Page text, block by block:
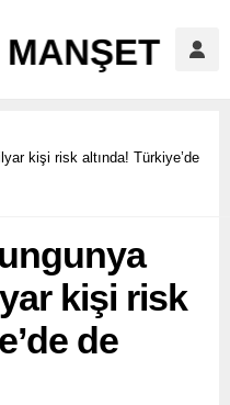
kişi risk altında! Türkiye’de
kişi risk
de